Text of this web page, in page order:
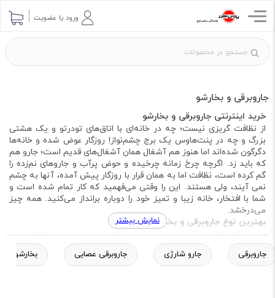
ورود یا عضویت
جاروبرقی و بخارشو
خرید اینترنتی جاروبرقی و بخارشو
از نظافت گریزی نیست؛ چه در خانه‌ای با اتاق‌های تودرتو و یک هشتی
بزرگ و چه در پنت‌هاوس یک برج چشم‌نواز! روزگار عوض شده و خانه‌ها
دگرگون شده‌اند اما هنوز هم آشغال همان آشغال‌های قدیم است؛ جارو هم
که باید زد. اگرچه چرخ زمانه چرخیده و حوض پرآب و جاروهای نم‌زده را
گم کرده است، نظافت اما به همان قرار با روزگار پیش آمده، آنها به چشم
نمی آیند، ولی هستند. این را وقتی می‌فهمید که کار تمام شده است و
شما با افتخار، خانه زیبا و تمیز خود را دوباره برانداز می‌کنید. همه چیز
می‌درخشد.
بهترین نوع جاروبرقی و بخارشو
برای اینکه بتوانید یک خرید خوب انجام داده و رضایت کامل داشته
باشید، با اندکی جستجو در بین جاروبرقی و بخارشو‌های پارس خزر می
توانید به مدلهای متنوع و متفاوتی از جاروبرقی، جارو شارژی، جارو عصایی
و بخارشو ها را مشاهده فرمایید باید قبل از هر چیز نیازهای خودتان را به
نمایش بیشتر
جاروبرقی جارو شارژی جاروبرقی عصایی بخارشو